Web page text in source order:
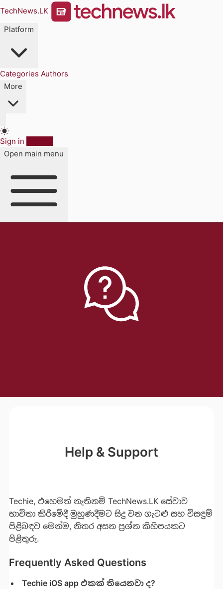
TechNews.LK
Platform
Categories Authors
More
Sign in
Open main menu
Help & Support
Techie, එහෙමත් නැතිනම් TechNews.LK සේවාව
භාවිතා කිරීමේදී මුහුණදීමට සිදු වන ගැටළු සහ විසඳුම්
පිළිබඳව මෙන්ම, නිතර අසන ප්‍රශ්න කිහිපයකට
පිළිතුරු.
Frequently Asked Questions
Techie iOS app එකක් තියෙනවා ද?